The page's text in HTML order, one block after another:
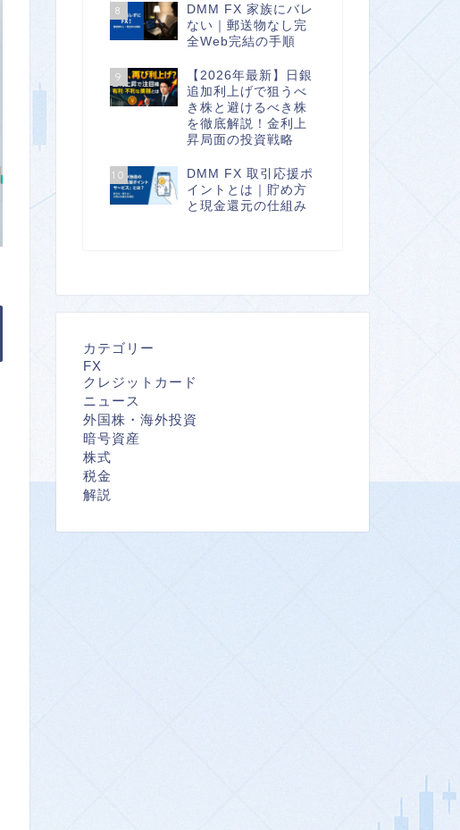
8
DMM FX 家族にバレ
ない｜郵送物なし完
全Web完結の手順
9
【2026年最新】日銀
追加利上げで狙うべ
き株と避けるべき株
を徹底解説！金利上
昇局面の投資戦略
10
DMM FX 取引応援ポ
イントとは｜貯め方
と現金還元の仕組み
カテゴリー
FX
クレジットカード
ニュース
外国株・海外投資
暗号資産
株式
税金
解説